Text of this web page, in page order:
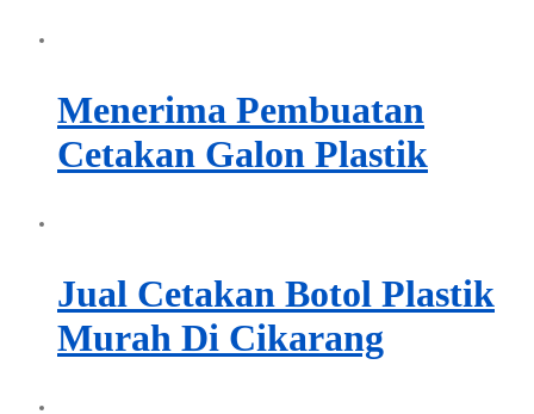
Menerima Pembuatan
Cetakan Galon Plastik
Jual Cetakan Botol Plastik
Murah Di Cikarang